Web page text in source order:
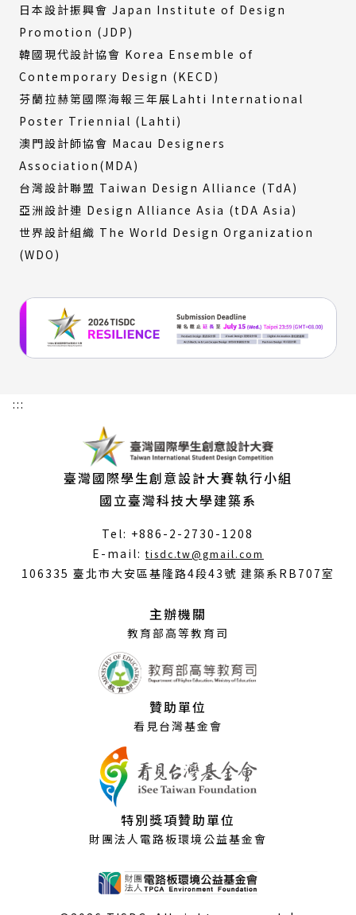
日本設計振興會 Japan Institute of Design
Promotion (JDP)
韓國現代設計協會 Korea Ensemble of
Contemporary Design (KECD)
芬蘭拉赫第國際海報三年展Lahti International
Poster Triennial (Lahti)
澳門設計師協會 Macau Designers
Association(MDA)
台灣設計聯盟 Taiwan Design Alliance (TdA)
亞洲設計連 Design Alliance Asia (tDA Asia)
世界設計組織 The World Design Organization
(WDO)
:::
臺灣國際學生創意設計大賽執行小組
國立臺灣科技大學建築系
Tel: +886-2-2730-1208
E-mail:tisdc.tw@gmail.com
開
106335 臺北市大安區基隆路4段43號 建築系RB707室
主辦機關
教育部高等教育司
贊助單位
看見台灣基金會
特別獎項贊助單位
財團法人電路板環境公益基金會